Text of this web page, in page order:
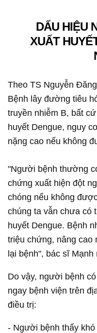
DẤU HIỆU
XUẤT
Theo TS Nguyễn
Bệnh lây đường tiêu
truyền nhiễm B, bất
huyết Dengue, nguy
nặng cao nếu không
"Người bệnh thường
chứng xuất hiện đột
chóng nếu không
chúng ta vẫn chưa có
huyết Dengue. Bệnh
triệu chứng, nâng cao
lại bệnh", bác sĩ Mạnh
Do vậy, người bệnh
ngay bệnh viện trên
điều trị:
- Người bệnh thấy